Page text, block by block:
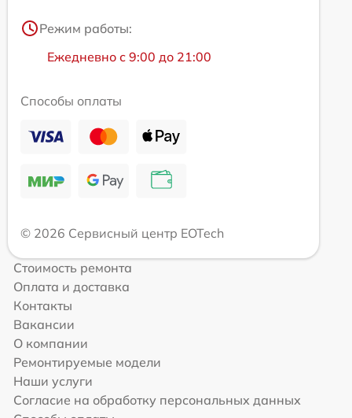
Режим работы:
Ежедневно с 9:00 до 21:00
Способы оплаты
© 2026 Сервисный центр EOTech
Стоимость ремонта
Оплата и доставка
Контакты
Вакансии
О компании
Ремонтируемые модели
Наши услуги
Согласие на обработку персональных данных